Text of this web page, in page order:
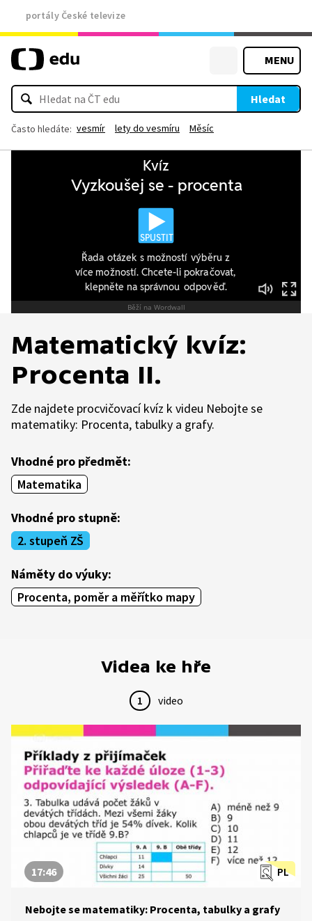
portály České televize
MENU
Hledat
Často hledáte: vesmír lety do vesmíru Měsíc
Matematický kvíz:
Procenta II.
Zde najdete procvičovací kvíz k videu Nebojte se
matematiky: Procenta, tabulky a grafy.
Vhodné pro předmět:
Matematika
Vhodné pro stupně:
2. stupeň ZŠ
Náměty do výuky:
Procenta, poměr a měřítko mapy
Videa ke hře
1 video
PL
17:46
Nebojte se matematiky: Procenta, tabulky a grafy